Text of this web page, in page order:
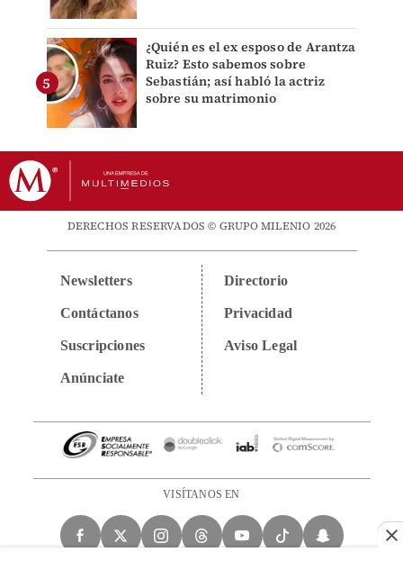
¿Quién es el ex esposo de Arantza
Ruiz? Esto sabemos sobre
Sebastián; así habló la actriz
sobre su matrimonio
DERECHOS RESERVADOS © GRUPO MILENIO 2026
Newsletters
Contáctanos
Suscripciones
Anúnciate
Directorio
Privacidad
Aviso Legal
VISÍTANOS EN